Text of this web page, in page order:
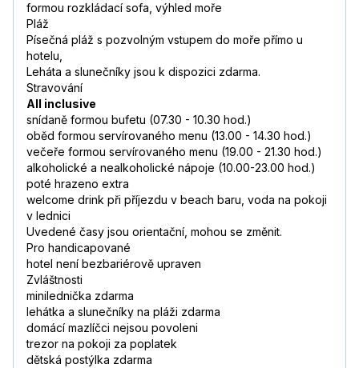
formou rozkládací sofa, výhled moře
Pláž
Písečná pláž s pozvolným vstupem do moře přímo u
hotelu,
Leháta a slunečníky jsou k dispozici zdarma.
Stravování
All inclusive
snídaně formou bufetu (07.30 - 10.30 hod.)
oběd formou servírovaného menu (13.00 - 14.30 hod.)
večeře formou servírovaného menu (19.00 - 21.30 hod.)
alkoholické a nealkoholické nápoje (10.00-23.00 hod.)
poté hrazeno extra
welcome drink při příjezdu v beach baru, voda na pokoji
v lednici
Uvedené časy jsou orientační, mohou se změnit.
Pro handicapované
hotel není bezbariérově upraven
Zvláštnosti
minilednička zdarma
lehátka a slunečníky na pláži zdarma
domácí mazlíčci nejsou povoleni
trezor na pokoji za poplatek
dětská postýlka zdarma